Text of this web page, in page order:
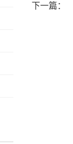
下一篇：